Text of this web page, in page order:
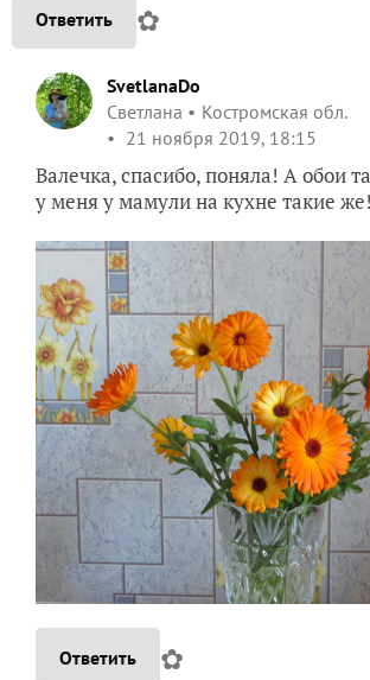
Ответить ✿
SvetlanaDo
Светлана
Костромская обл.
21 ноября 2019, 18:15
Валечка, спасибо, поняла! А обои
у меня у мамули на кухне такие же!
Ответить ✿